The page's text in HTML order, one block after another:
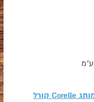
Corelle קורל